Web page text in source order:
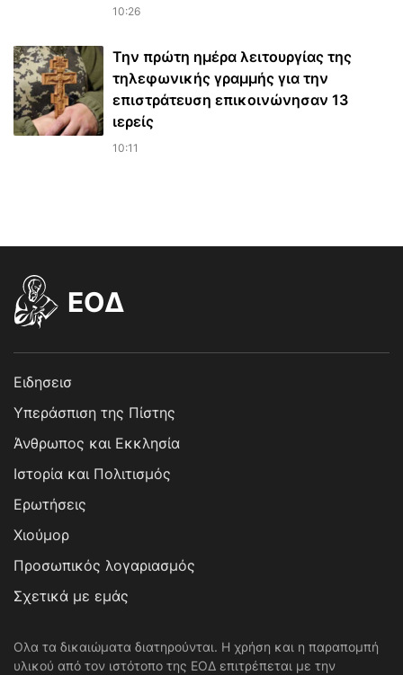
10:26
Την πρώτη ημέρα λειτουργίας της
τηλεφωνικής γραμμής για την
επιστράτευση επικοινώνησαν 13
ιερείς
10:11
EOΔ
Ειδησεισ
Υπεράσπιση της Πίστης
Άνθρωπος και Εκκλησία
Ιστορία και Πολιτισμός
Ερωτήσεις
Χιούμορ
Προσωπικός λογαριασμός
Σχετικά με εμάς
Ολα τα δικαιώματα διατηρούνται. Η χρήση και η παραπομπή
υλικού από τον ιστότοπο της ΕΟΔ επιτρέπεται με την